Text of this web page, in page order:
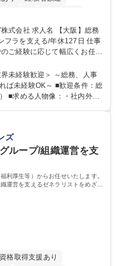
寮・社宅あり 食事補助あり
大阪】総務
を支える/年休127日 仕事
ご経験に応じて幅広くお任せ
的には事務所勤務ですが、
への日帰り・宿泊を伴う国内
お互いに助け合いながら、総
未経験歓迎＞ ～総務、人事
ば未経験OK～ ■歓迎条件：総
の
ズ
ループ/組織運営を支
利厚生等）からお任せいたします。
運営を支えるゼネラリストをめざせ
資格取得支援あり